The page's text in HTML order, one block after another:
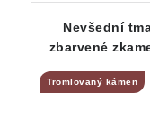
Nevšední
zbarvené
Tromlovaný kámen